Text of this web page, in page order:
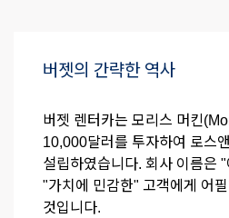
버젯의 간략한 역사
버젯 렌터카는 모리스 머킨
10,000달러를 투자하여 로스
설립하였습니다. 회사 이름은
"가치에 민감한" 고객에게 어
것입니다.